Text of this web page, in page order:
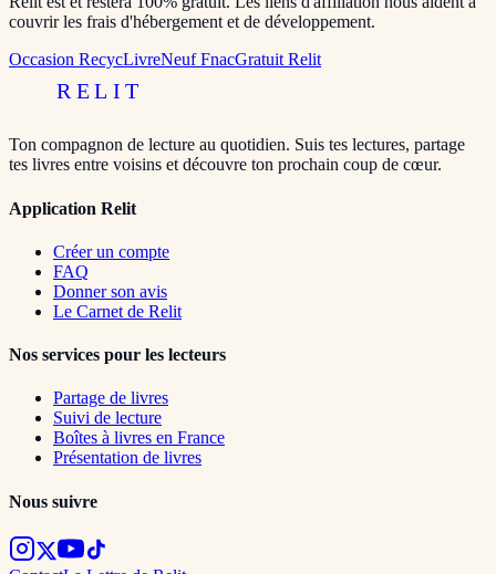
couvrir les frais d'hébergement et de développement.
Occasion RecycLivreNeuf FnacGratuit Relit
RELIT
Ton compagnon de lecture au quotidien. Suis tes lectures, partage
tes livres entre voisins et découvre ton prochain coup de cœur.
Application Relit
Créer un compte
FAQ
Donner son avis
Le Carnet de Relit
Nos services pour les lecteurs
Partage de livres
Suivi de lecture
Boîtes à livres en France
Présentation de livres
Nous suivre